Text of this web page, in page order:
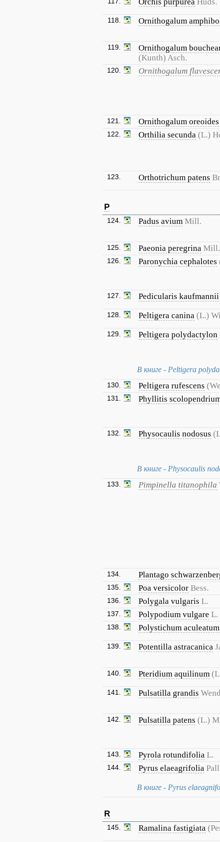
118. Ornithogalum
119.
Ornithogalum
(Kunth) Asch.
120. Ornithogalum
121. Ornithogalum oreoides
122. Orthilia secunda (L.)
123. Orthotrichum patens
P
124. Padus avium Mill.
125. Paeonia peregrina Mill.
126. Paronychia cephalotes
127. Pedicularis kaufmannii
128. Peltigera canina (L.)
129. Peltigera polydactylon
В книге - Peltigera
130. Peltigera rufescens
131. Phyllitis
132. Physocaulis nodosus
В книге - Physocaulis
133. Pimpinella titanophila
134. Plantago
135. Poa versicolor Bess.
136. Polygala vulgaris L.
137. Polypodium vulgare L.
138. Polystichum aculeatum
139. Potentilla astracanica
140. Pteridium aquilinum
141. Pulsatilla grandis
142. Pulsatilla patens (L.)
143. Pyrola rotundifolia L.
144. Pyrus elaeagrifolia
В книге - Pyrus
R
145. Ramalina fastigiata